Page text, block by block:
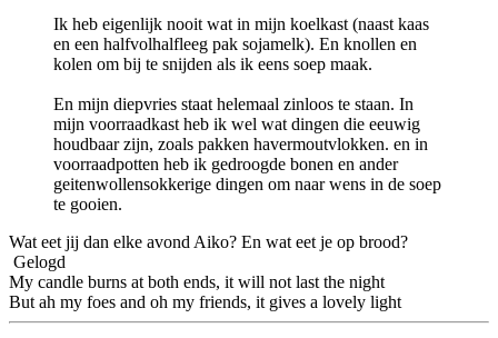
Ik heb eigenlijk nooit wat in mijn koelkast (naast kaas
en een halfvolhalfleeg pak sojamelk). En knollen en
kolen om bij te snijden als ik eens soep maak.
En mijn diepvries staat helemaal zinloos te staan. In
mijn voorraadkast heb ik wel wat dingen die eeuwig
houdbaar zijn, zoals pakken havermoutvlokken. en in
voorraadpotten heb ik gedroogde bonen en ander
geitenwollensokkerige dingen om naar wens in de soep
te gooien.
Wat eet jij dan elke avond Aiko? En wat eet je op brood?
Gelogd
My candle burns at both ends, it will not last the night
But ah my foes and oh my friends, it gives a lovely light